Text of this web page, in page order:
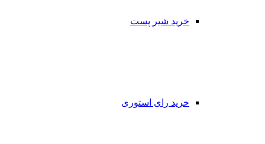
خرید شیر پست
خرید رای استوری